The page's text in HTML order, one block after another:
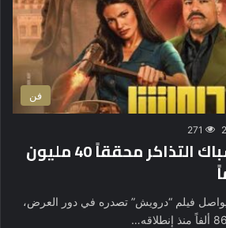
فن
271
“درويش” يغزو شباك التذاكر محققاً 40 مليون
فيلم “درويش” تصدره في دور العرض،